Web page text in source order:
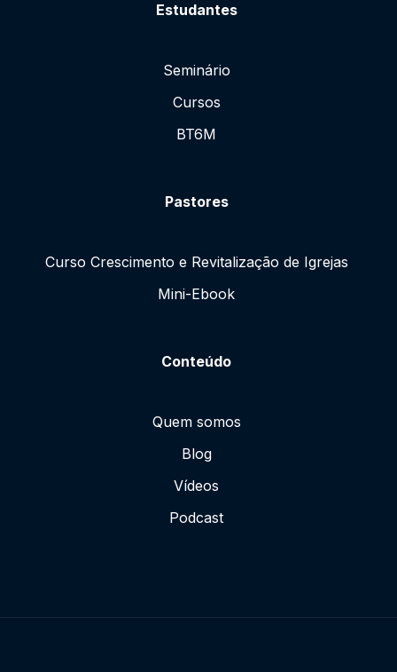
Estudantes
Seminário
Cursos
BT6M
Pastores
Curso Crescimento e Revitalização de Igrejas
Mini-Ebook
Conteúdo
Quem somos
Blog
Vídeos
Podcast